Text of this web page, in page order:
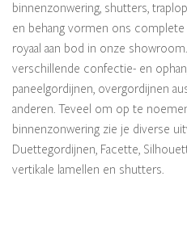
binnenzonwering, shutters,
en behang vormen ons
royaal aan bod in onze
verschillende confectie- en
paneelgordijnen, overgordijnen
anderen. Teveel om op te
binnenzonwering zie je diverse
Duettegordijnen, Facette,
vertikale lamellen en shutters.